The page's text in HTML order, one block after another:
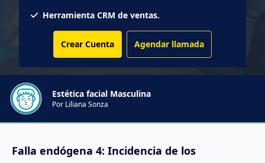
Herramienta CRM de ventas.
Crear Cuenta Agendar llamada
Estética facial Masculina
Por Liliana Sonza
Falla endógena 4: Incidencia de los